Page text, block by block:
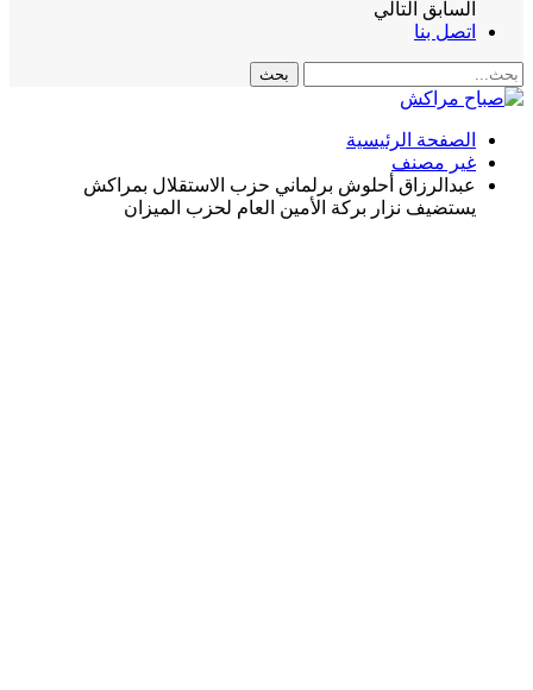
السابق التالي
اتصل بنا
الصفحة الرئيسية
غير مصنف
عبدالرزاق أحلوش برلماني حزب الاستقلال بمراكش
يستضيف نزار بركة الأمين العام لحزب الميزان